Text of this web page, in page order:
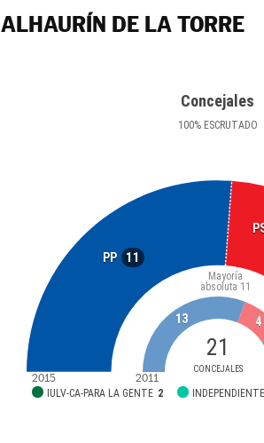
ALHAURÍN DE LA TORRE
Concejales
100%ESCRUTADO
PP 11
21
CONCEJALES
Mayoría
absoluta 11
IULV-CA-PARA LA GENTE 2
13
4
2015 2011